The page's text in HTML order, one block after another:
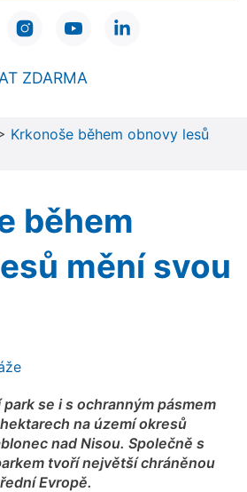
ZDARMA
Krkonoše během obnovy lesů
během
mění svou
se i s ochranným pásmem
na území okresů
nad Nisou. Společně s
tvoří největší chráněnou
Evropě.